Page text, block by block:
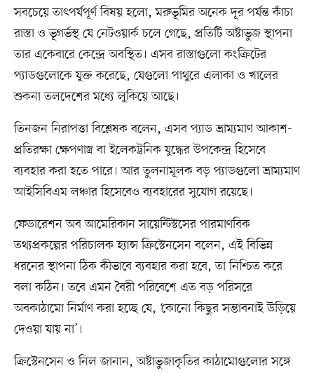
সবচেয়ে তাৎপর্যপূর্ণ বিষয় হলো, মরুভূমির অনেক দূর পর্যন্ত কাঁচা
রাস্তা ও ভূগর্ভস্থ যে নেটওয়ার্ক চলে গেছে, প্রতিটি অষ্টাভুজ স্থাপনা
তার একেবারে কেন্দ্রে অবস্থিত। এসব রাস্তাগুলো কংক্রিটের
প্যাডগুলোকে যুক্ত করেছে, যেগুলো পাথুরে এলাকা ও খালের
শুকনা তলদেশের মধ্যে লুকিয়ে আছে।
তিনজন নিরাপত্তা বিশ্লেষক বলেন, এসব প্যাড ভ্রাম্যমাণ আকাশ-
প্রতিরক্ষা ক্ষেপণাস্ত্র বা ইলেকট্রনিক যুদ্ধের উপকেন্দ্র হিসেবে
ব্যবহার করা হতে পারে। আর তুলনামূলক বড় প্যাডগুলো ভ্রাম্যমাণ
আইসিবিএম লঞ্চার হিসেবেও ব্যবহারের সুযোগ রয়েছে।
ফেডারেশন অব আমেরিকান সায়েন্টিস্টসের পারমাণবিক
তথ্যপ্রকল্পের পরিচালক হ্যান্স ক্রিস্টেনসেন বলেন, এই বিভিন্ন
ধরনের স্থাপনা ঠিক কীভাবে ব্যবহার করা হবে, তা নিশ্চিত করে
বলা কঠিন। তবে এমন বৈরী পরিবেশে এত বড় পরিসরে
অবকাঠামো নির্মাণ করা হচ্ছে যে, ‘কোনো কিছুর সম্ভাবনাই উড়িয়ে
দেওয়া যায় না’।
ক্রিস্টেনসেন ও নিল জানান, অষ্টাভুজাকৃতির কাঠামোগুলোর সঙ্গে